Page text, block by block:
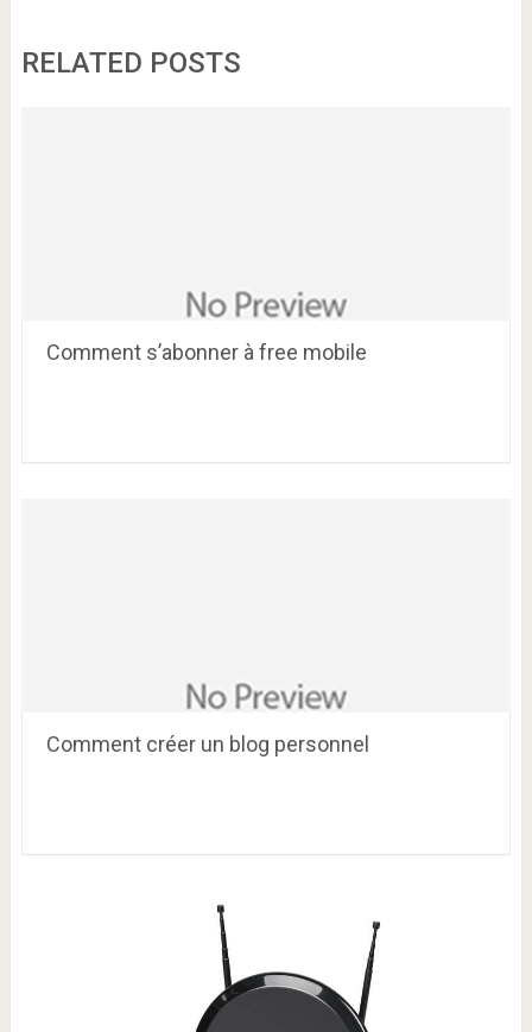
RELATED POSTS
Comment s’abonner à free mobile
Comment créer un blog personnel